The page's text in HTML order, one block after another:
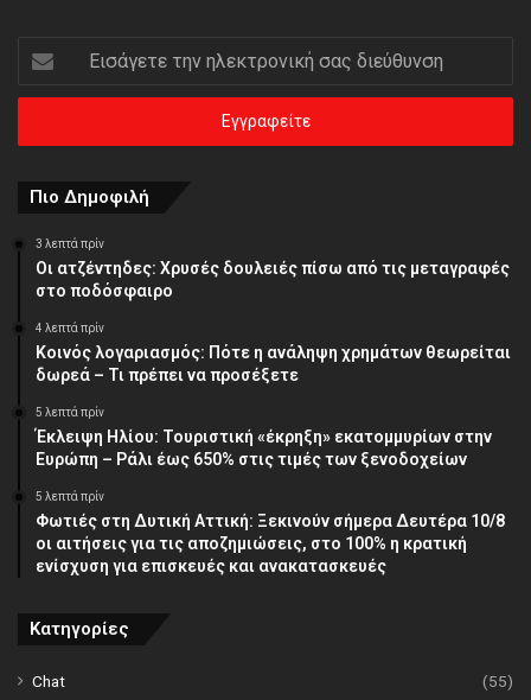
Εισάγετε
την
ηλεκτρονική
διεύθυνση
Πιο Δημοφιλή
3 λεπτά πρίν
Οι ατζέντηδες: Χρυσές δουλειές πίσω από τις μεταγραφές
στο ποδόσφαιρο
4 λεπτά πρίν
Κοινός λογαριασμός: Πότε η ανάληψη χρημάτων θεωρείται
δωρεά – Τι πρέπει να προσέξετε
5 λεπτά πρίν
Έκλειψη Ηλίου: Τουριστική «έκρηξη» εκατομμυρίων στην
Ευρώπη – Ράλι έως 650% στις τιμές των ξενοδοχείων
5 λεπτά πρίν
Φωτιές στη Δυτική Αττική: Ξεκινούν σήμερα Δευτέρα 10/8
οι αιτήσεις για τις αποζημιώσεις, στο 100% η κρατική
ενίσχυση για επισκευές και ανακατασκευές
Κατηγορίες
Chat
(55)